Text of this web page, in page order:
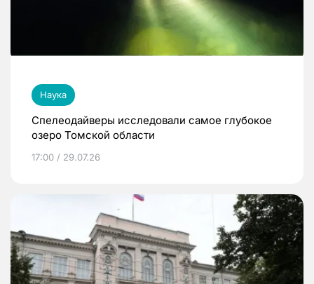
Наука
Спелеодайверы исследовали самое глубокое
озеро Томской области
17:00 / 29.07.26